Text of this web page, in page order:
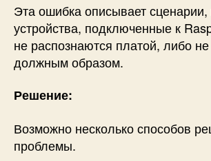
Эта ошибка описывает сценарии,
устройства, подключенные к
не распознаются платой, либо
должным образом.
Решение:
Возможно несколько способов
проблемы.